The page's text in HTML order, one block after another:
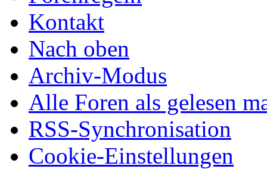
Kontakt
Nach oben
Archiv-Modus
Alle Foren als gelesen
RSS-Synchronisation
Cookie-Einstellungen